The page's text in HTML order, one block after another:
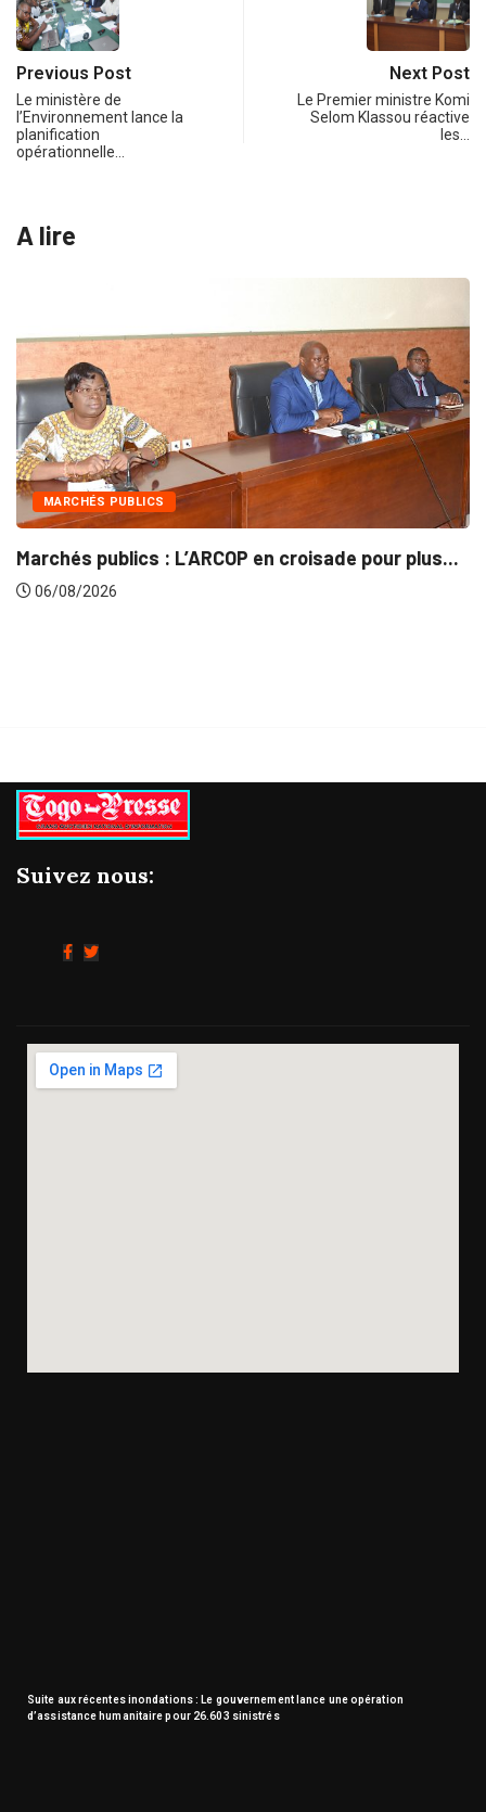
Previous Post
Le ministère de
l’Environnement lance la
planification
opérationnelle…
Next Post
Le Premier ministre Komi
Selom Klassou réactive
les…
A lire
en croisade pour plus...
INTÉGRATION RÉGIONALE
Gestion concertée
Suivez nous:
Suite aux récentes inondations : Le gouvernement lance une opération
d’assistance humanitaire pour 26.603 sinistrés